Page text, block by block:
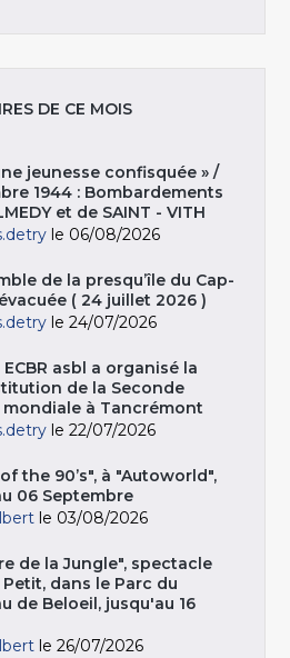
DE CE MOIS
jeunesse confisquée » /
1944 : Bombardements
et de SAINT - VITH
le 06/08/2026
de la presqu’île du Cap-
( 24 juillet 2026 )
le 24/07/2026
asbl a organisé la
de la Seconde
mondiale à Tancrémont
le 22/07/2026
the 90’s", à "Autoworld",
06 Septembre
le 03/08/2026
de la Jungle", spectacle
dans le Parc du
de Beloeil, jusqu'au 16
le 26/07/2026